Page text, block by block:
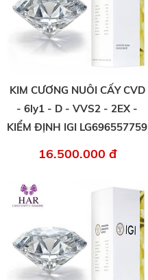
KIM CƯƠNG NUÔI CẤY CVD
- 6ly1 - D - VVS2 - 2EX -
KIỂM ĐỊNH IGI LG696557759
16.500.000 đ